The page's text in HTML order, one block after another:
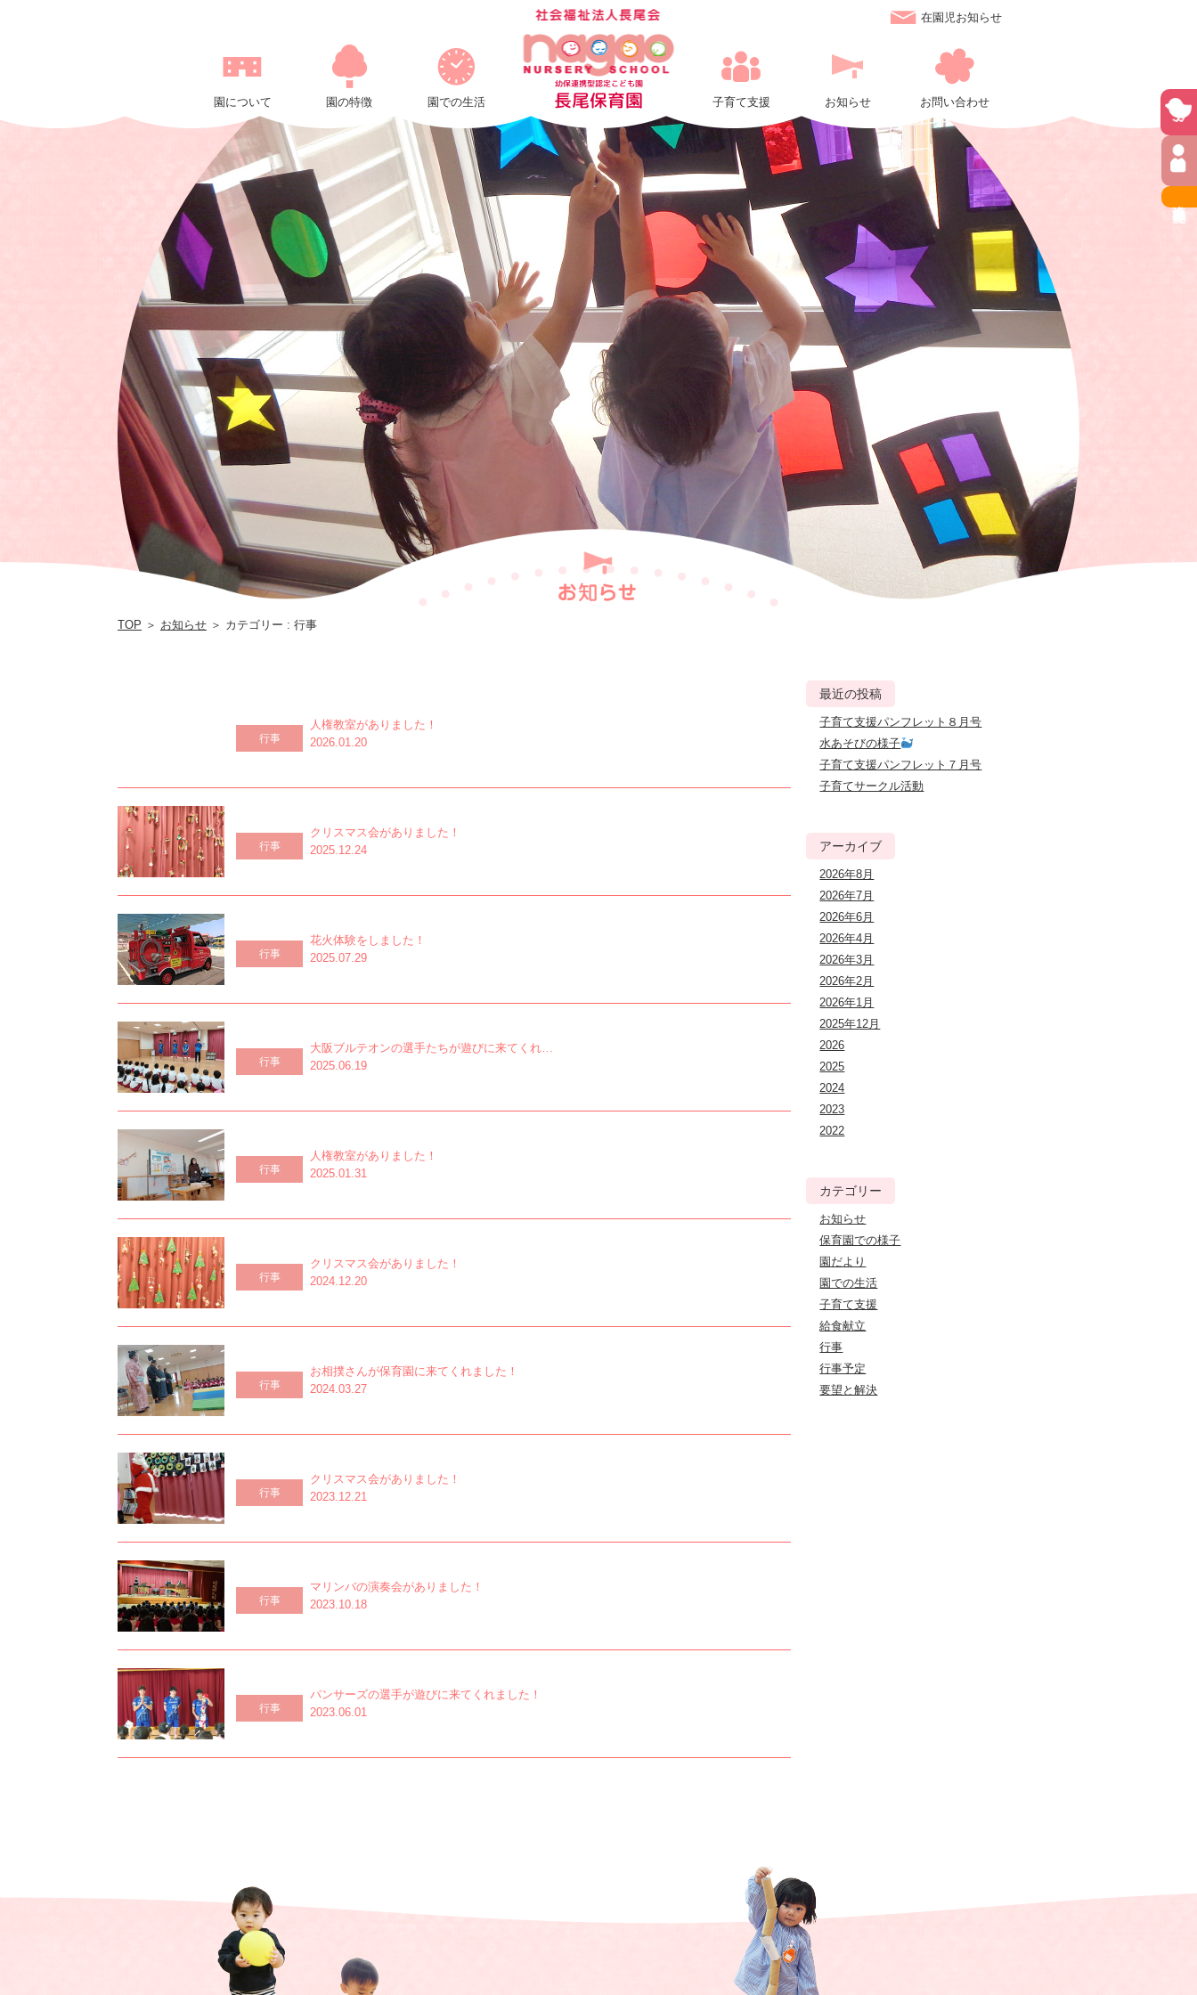
テ
ー
行
事
|
社
会
福
尾
会
幼保連携型認定こども園
長尾保育園
人
長
会
幼
保
連
携
型
認
ど
園について 園の特徴 園での生活 子育て支援 お知らせ お問い合わせ
在園児お知らせ
TOP ＞ お知らせ ＞ カテゴリー : 行事
行事
人権教室がありました！
2026.01.20
行事
クリスマス会がありました！
2025.12.24
行事
花火体験をしました！
2025.07.29
行事
大阪ブルテオンの選手たちが遊びに来てくれ…
2025.06.19
行事
人権教室がありました！
2025.01.31
行事
クリスマス会がありました！
2024.12.20
行事
お相撲さんが保育園に来てくれました！
2024.03.27
行事
クリスマス会がありました！
2023.12.21
行事
マリンバの演奏会がありました！
2023.10.18
行事
パンサーズの選手が遊びに来てくれました！
2023.06.01
最近の投稿
子育て支援パンフレット８月号
水あそびの様子
子育て支援パンフレット７月号
子育てサークル活動
アーカイブ
2026年8月
2026年7月
2026年6月
2026年4月
2026年3月
2026年2月
2026年1月
2025年12月
2026
2025
2024
2023
2022
カテゴリー
お知らせ
保育園での様子
園だより
園での生活
子育て支援
給食献立
行事
行事予定
要望と解決